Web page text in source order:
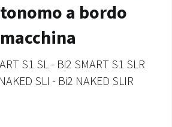
a bordo
macchina
S1 SL - Bi2 SMART S1 SLR
SLI - Bi2 NAKED SLIR